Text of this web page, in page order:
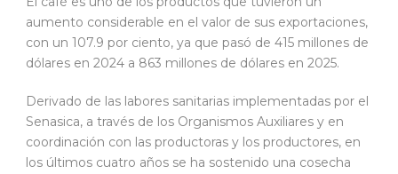
aumento considerable en el valor de sus exportaciones,
con un 107.9 por ciento, ya que pasó de 415 millones de
dólares en 2024 a 863 millones de dólares en 2025.
Derivado de las labores sanitarias implementadas por el
Senasica, a través de los Organismos Auxiliares y en
coordinación con las productoras y los productores, en
los últimos cuatro años se ha sostenido una cosecha